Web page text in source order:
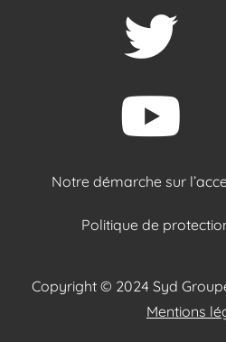
Notre démarche sur
Politique de
Copyright © 2024 Syd
Mentions